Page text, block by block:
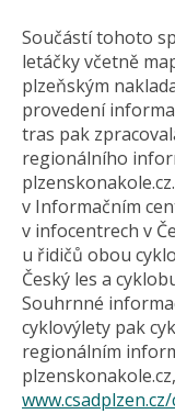
Součástí tohoto
letáčky včetně
plzeňským
provedení
tras pak
regionálního
v Informačním
v infocentrech v
u řidičů obou
Český les a
Souhrnné
cyklovýlety pak
regionálním